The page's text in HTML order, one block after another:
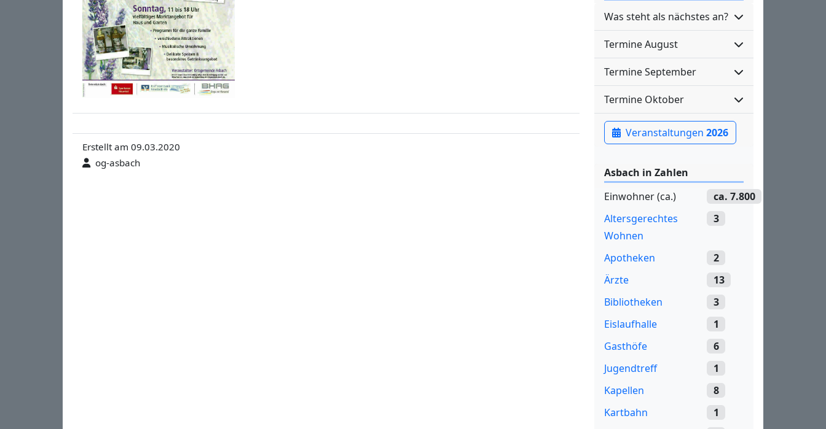
Erstellt am 09.03.2020
og-asbach
Was steht als nächstes an?
Termine August
Termine September
Termine Oktober
Veranstaltungen 2026
Asbach in Zahlen
Einwohner (ca.)
ca. 7.800
Altersgerechtes
Wohnen
3
Apotheken
2
Ärzte
13
Bibliotheken
3
Eislaufhalle
1
Gasthöfe
6
Jugendtreff
1
Kapellen
8
Kartbahn
1